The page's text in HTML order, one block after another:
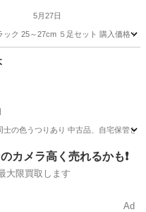
5月27日
ク 25～27cm ５足セット 購入価格 :
士の色うつりあり 中古品、自宅保管
インター
カメラ高く売れるかも❗️
大限買取します
Ad